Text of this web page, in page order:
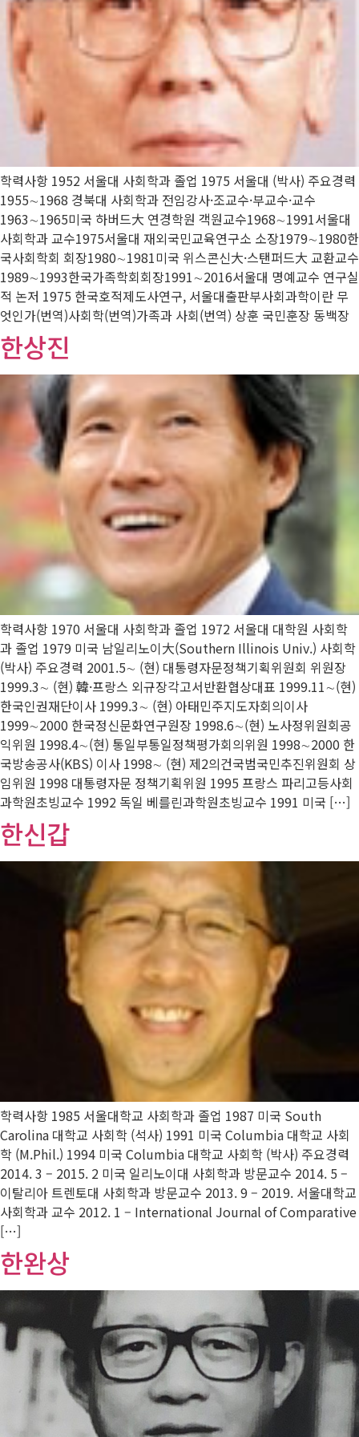
학력사항 1952 서울대 사회학과 졸업 1975 서울대 (박사) 주요경력
1955∼1968 경북대 사회학과 전임강사·조교수·부교수·교수
1963∼1965미국 하버드大 연경학원 객원교수1968∼1991서울대
사회학과 교수1975서울대 재외국민교육연구소 소장1979∼1980한
국사회학회 회장1980∼1981미국 위스콘신大·스탠퍼드大 교환교수
1989∼1993한국가족학회회장1991∼2016서울대 명예교수 연구실
적 논저 1975 한국호적제도사연구, 서울대출판부사회과학이란 무
엇인가(번역)사회학(번역)가족과 사회(번역) 상훈 국민훈장 동백장
한상진
학력사항 1970 서울대 사회학과 졸업 1972 서울대 대학원 사회학
과 졸업 1979 미국 남일리노이大(Southern Illinois Univ.) 사회학
(박사) 주요경력 2001.5∼ (현) 대통령자문정책기획위원회 위원장
1999.3∼ (현) 韓·프랑스 외규장각고서반환협상대표 1999.11∼(현)
한국인권재단이사 1999.3∼ (현) 아태민주지도자회의이사
1999∼2000 한국정신문화연구원장 1998.6∼(현) 노사정위원회공
익위원 1998.4∼(현) 통일부통일정책평가회의위원 1998∼2000 한
국방송공사(KBS) 이사 1998∼ (현) 제2의건국범국민추진위원회 상
임위원 1998 대통령자문 정책기획위원 1995 프랑스 파리고등사회
과학원초빙교수 1992 독일 베를린과학원초빙교수 1991 미국 […]
한신갑
학력사항 1985 서울대학교 사회학과 졸업 1987 미국 South
Carolina 대학교 사회학 (석사) 1991 미국 Columbia 대학교 사회
학 (M.Phil.) 1994 미국 Columbia 대학교 사회학 (박사) 주요경력
2014. 3 – 2015. 2 미국 일리노이대 사회학과 방문교수 2014. 5 –
이탈리아 트렌토대 사회학과 방문교수 2013. 9 – 2019. 서울대학교
사회학과 교수 2012. 1 – International Journal of Comparative
[…]
한완상